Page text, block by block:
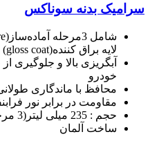
سرامیک بدنه سوناکس
لایه براق کننده(gloss coat)
آبگریزی بالا و
خودرو
محافظ با ماندگاری طولانی بر
مقاومت در برابر نور
حجم : 235 میلی لیتر(3 مرحله)
ساخت آلمان